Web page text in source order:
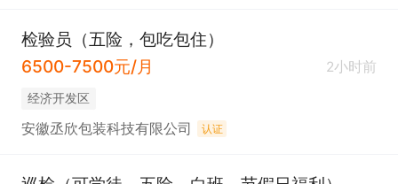
检验员（五险，包吃包住）
6500-7500元/月
2小时前
经济开发区
安徽丞欣包装科技有限公司 认证